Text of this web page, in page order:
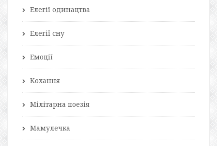
Елегії одинацтва
Елегії сну
Емоції
Кохання
Мілітарна поезія
Мамулечка